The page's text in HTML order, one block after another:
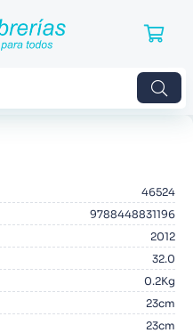
46524
9788448831196
2012
32.0
0.2Kg
23cm
23cm